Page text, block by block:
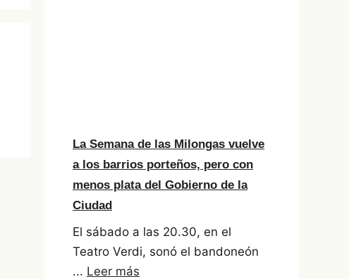
La Semana de las Milongas vuelve
a los barrios porteños, pero con
menos plata del Gobierno de la
Ciudad
El sábado a las 20.30, en el
Teatro Verdi, sonó el bandoneón
... Leer más